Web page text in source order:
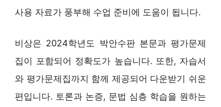
사용 자료가 풍부해 수업 준비에 도움이 됩니다.
비상은 2024학년도 박안수판 본문과 평가문제
집이 포함되어 정확도가 높습니다. 또한, 자습서
와 평가문제집까지 함께 제공되어 다운받기 쉬운
편입니다. 토론과 논증, 문법 심층 학습을 원하는